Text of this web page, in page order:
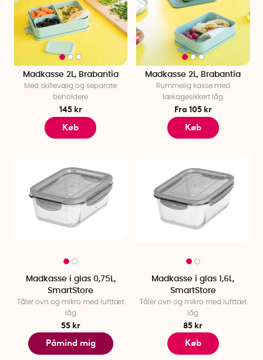
Madkasse 2L, Brabantia
Med skillevæg og separate
beholdere
145 kr
Køb
Madkasse 2L, Brabantia
Rummelig kasse med
lækagesikkert låg
Fra 105 kr
Køb
Madkasse i glas 0,75L,
SmartStore
Tåler ovn og mikro med lufttæt
låg
55 kr
Påmind mig
Madkasse i glas 1,6L,
SmartStore
Tåler ovn og mikro med lufttæt
låg
85 kr
Køb